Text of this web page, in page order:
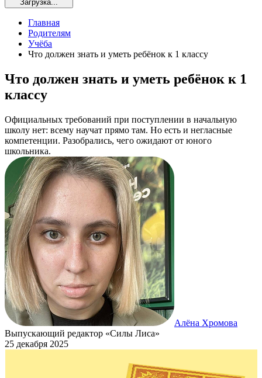
Загрузка...
Главная
Родителям
Учёба
Что должен знать и уметь ребёнок к 1 классу
Что должен знать и уметь ребёнок к 1
классу
Официальных требований при поступлении в начальную
школу нет: всему научат прямо там. Но есть и негласные
компетенции. Разобрались, чего ожидают от юного
школьника.
Алёна Хромова
Выпускающий редактор «Силы Лиса»
25 декабря 2025